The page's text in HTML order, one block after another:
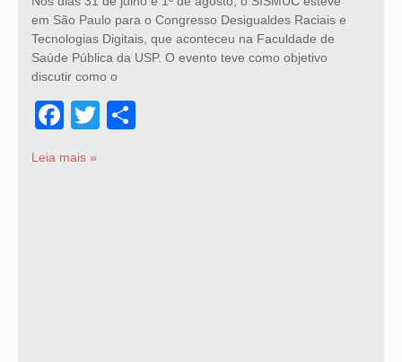
em São Paulo para o Congresso Desigualdes Raciais e
Tecnologias Digitais, que aconteceu na Faculdade de
Saúde Pública da USP. O evento teve como objetivo
discutir como o
Facebook
Twitter
Leia mais »